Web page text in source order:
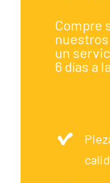
Compre
un
6 días a